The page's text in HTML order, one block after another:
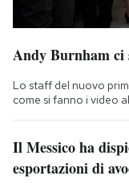
Andy Burnham ci
Lo staff del nuovo
come si fanno i video
Il Messico ha
esportazioni di